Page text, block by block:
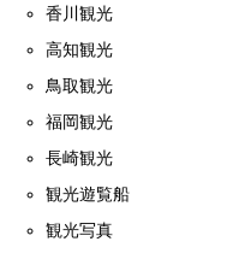
香川観光
高知観光
鳥取観光
福岡観光
長崎観光
観光遊覧船
観光写真